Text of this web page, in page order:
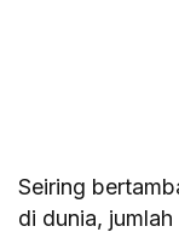
Seiring
di dunia,